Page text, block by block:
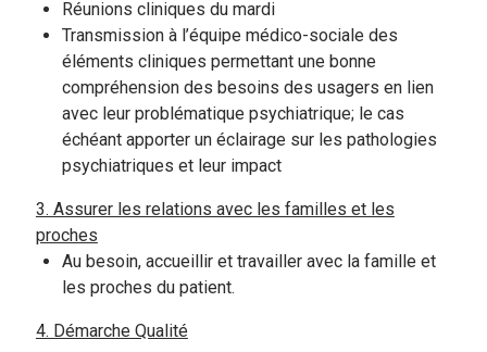
Réunions cliniques du mardi
Transmission à l’équipe médico-sociale des
éléments cliniques permettant une bonne
compréhension des besoins des usagers en lien
avec leur problématique psychiatrique; le cas
échéant apporter un éclairage sur les pathologies
psychiatriques et leur impact
3. Assurer les relations avec les familles et les
proches
Au besoin, accueillir et travailler avec la famille et
les proches du patient.
4. Démarche Qualité